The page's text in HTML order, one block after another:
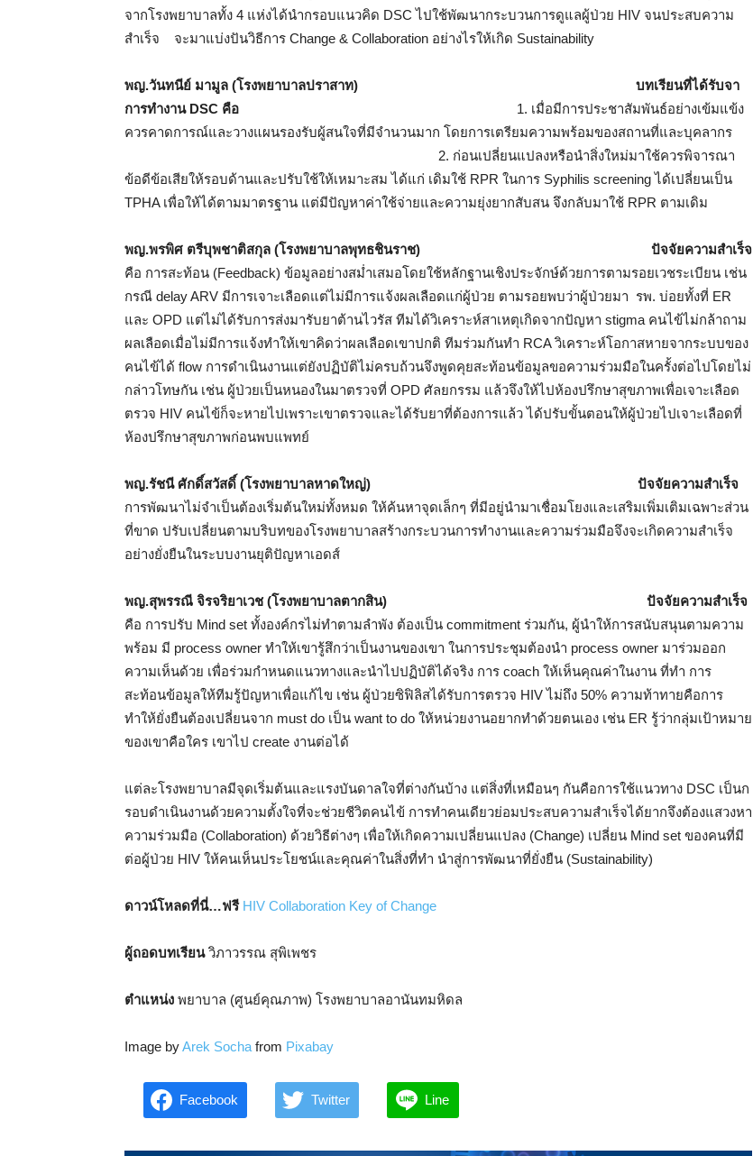
จากโรงพยาบาลทั้ง 4 แห่งได้นำกรอบแนวคิด DSC ไปใช้พัฒนากระบวนการดูแลผู้ป่วย HIV จนประสบความ
สำเร็จ จะมาแบ่งปันวิธีการ Change & Collaboration อย่างไรให้เกิด Sustainability
พญ.วันทนีย์ มามูล (โรงพยาบาลปราสาท) บทเรียนที่ได้รับจา
การทำงาน DSC คือ 1. เมื่อมีการประชาสัมพันธ์อย่างเข้มแข้ง
ควรคาดการณ์และวางแผนรองรับผู้สนใจที่มีจำนวนมาก โดยการเตรียมความพร้อมของสถานที่และบุคลากร
2. ก่อนเปลี่ยนแปลงหรือนำสิ่งใหม่มาใช้ควรพิจารณา
ข้อดีข้อเสียให้รอบด้านและปรับใช้ให้เหมาะสม ได้แก่ เดิมใช้ RPR ในการ Syphilis screening ได้เปลี่ยนเป็น
TPHA เพื่อให้ได้ตามมาตรฐาน แต่มีปัญหาค่าใช้จ่ายและความยุ่งยากสับสน จึงกลับมาใช้ RPR ตามเดิม
พญ.พรพิศ ตรีบุพชาติสกุล (โรงพยาบาลพุทธชินราช)
ปัจจัยความสำเร็จ
คือ การสะท้อน (Feedback) ข้อมูลอย่างสม่ำเสมอโดยใช้หลักฐานเชิงประจักษ์ด้วยการตามรอยเวชระเบียน เช่น
กรณี delay ARV มีการเจาะเลือดแต่ไม่มีการแจ้งผลเลือดแก่ผู้ป่วย ตามรอยพบว่าผู้ป่วยมา รพ. บ่อยทั้งที่ ER
และ OPD แต่ไม่ได้รับการส่งมารับยาต้านไวรัส ทีมได้วิเคราะห์สาเหตุเกิดจากปัญหา stigma คนไข้ไม่กล้าถาม
ผลเลือดเมื่อไม่มีการแจ้งทำให้เขาคิดว่าผลเลือดเขาปกติ ทีมร่วมกันทำ RCA วิเคราะห์โอกาสหายจากระบบของ
คนไข้ได้ flow การดำเนินงานแต่ยังปฏิบัติไม่ครบถ้วนจึงพูดคุยสะท้อนข้อมูลขอความร่วมมือในครั้งต่อไปโดยไม่
กล่าวโทษกัน เช่น ผู้ป่วยเป็นหนองในมาตรวจที่ OPD ศัลยกรรม แล้วจึงให้ไปห้องปรึกษาสุขภาพเพื่อเจาะเลือด
ตรวจ HIV คนไข้ก็จะหายไปเพราะเขาตรวจและได้รับยาที่ต้องการแล้ว ได้ปรับขั้นตอนให้ผู้ป่วยไปเจาะเลือดที่
ห้องปรึกษาสุขภาพก่อนพบแพทย์
พญ.รัชนี ศักดิ์สวัสดิ์ (โรงพยาบาลหาดใหญ่)
ปัจจัยความสำเร็จ
การพัฒนาไม่จำเป็นต้องเริ่มต้นใหม่ทั้งหมด ให้ค้นหาจุดเล็กๆ ที่มีอยู่นำมาเชื่อมโยงและเสริมเพิ่มเติมเฉพาะส่วน
ที่ขาด ปรับเปลี่ยนตามบริบทของโรงพยาบาลสร้างกระบวนการทำงานและความร่วมมือจึงจะเกิดความสำเร็จ
อย่างยั่งยืนในระบบงานยุติปัญหาเอดส์
พญ.สุพรรณี จิรจริยาเวช (โรงพยาบาลตากสิน)
ปัจจัยความสำเร็จ
คือ การปรับ Mind set ทั้งองค์กรไม่ทำตามลำพัง ต้องเป็น commitment ร่วมกัน, ผู้นำให้การสนับสนุนตามความ
พร้อม มี process owner ทำให้เขารู้สึกว่าเป็นงานของเขา ในการประชุมต้องนำ process owner มาร่วมออก
ความเห็นด้วย เพื่อร่วมกำหนดแนวทางและนำไปปฏิบัติได้จริง การ coach ให้เห็นคุณค่าในงาน ที่ทำ การ
สะท้อนข้อมูลให้ทีมรู้ปัญหาเพื่อแก้ไข เช่น ผู้ป่วยซิฟิลิสได้รับการตรวจ HIV ไม่ถึง 50% ความท้าทายคือการ
ทำให้ยั่งยืนต้องเปลี่ยนจาก must do เป็น want to do ให้หน่วยงานอยากทำด้วยตนเอง เช่น ER รู้ว่ากลุ่มเป้าหมาย
ของเขาคือใคร เขาไป create งานต่อได้
แต่ละโรงพยาบาลมีจุดเริ่มต้นและแรงบันดาลใจที่ต่างกันบ้าง แต่สิ่งที่เหมือนๆ กันคือการใช้แนวทาง DSC เป็นก
รอบดำเนินงานด้วยความตั้งใจที่จะช่วยชีวิตคนไข้ การทำคนเดียวย่อมประสบความสำเร็จได้ยากจึงต้องแสวงหา
ความร่วมมือ (Collaboration) ด้วยวิธีต่างๆ เพื่อให้เกิดความเปลี่ยนแปลง (Change) เปลี่ยน Mind set ของคนที่มี
ต่อผู้ป่วย HIV ให้คนเห็นประโยชน์และคุณค่าในสิ่งที่ทำ นำสู่การพัฒนาที่ยั่งยืน (Sustainability)
ดาวน์โหลดที่นี่…ฟรี HIV Collaboration Key of Change
ผู้ถอดบทเรียนวิภาวรรณ สุพิเพชร
ตำแหน่ง พยาบาล (ศูนย์คุณภาพ) โรงพยาบาลอานันทมหิดล
Image byArek Socha from Pixabay
Facebook Twitter Line